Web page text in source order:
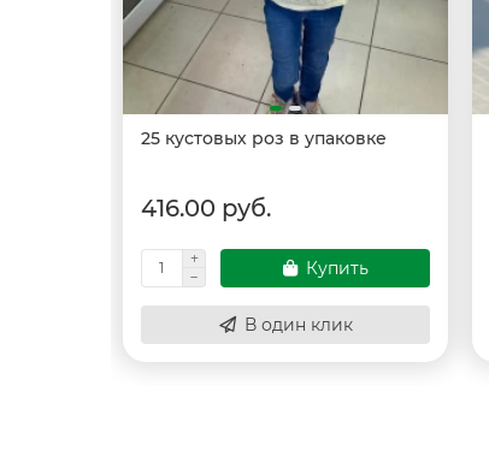
25 кустовых роз в упаковке
416.00 руб.
Купить
В один клик